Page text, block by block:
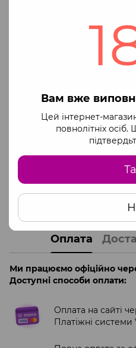
Вам вже
Цей інтернет-
повнолітніх
Прикрасою пробки
білий кристал в підставі.
Анальну пробку можна
для тих, хто тільки
ерогенні зони.
Середній розмір 4 см в
яка підійде і для
приємних відчуттів.
Найбільша пробка має
це не лякає. Зручна
поверхня і загострений
Оплата
Ми працюємо офіційно
Доступні способи оплати:
Оплата на сайті
Платіжні системи